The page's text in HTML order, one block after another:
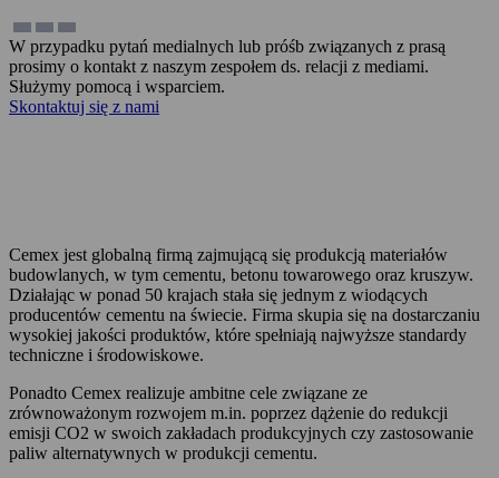
W przypadku pytań medialnych lub próśb związanych z prasą
prosimy o kontakt z naszym zespołem ds. relacji z mediami.
Służymy pomocą i wsparciem.
Skontaktuj się z nami
Cemex jest globalną firmą zajmującą się produkcją materiałów
budowlanych, w tym cementu, betonu towarowego oraz kruszyw.
Działając w ponad 50 krajach stała się jednym z wiodących
producentów cementu na świecie. Firma skupia się na dostarczaniu
wysokiej jakości produktów, które spełniają najwyższe standardy
techniczne i środowiskowe.
Ponadto Cemex realizuje ambitne cele związane ze
zrównoważonym rozwojem m.in. poprzez dążenie do redukcji
emisji CO2 w swoich zakładach produkcyjnych czy zastosowanie
paliw alternatywnych w produkcji cementu.